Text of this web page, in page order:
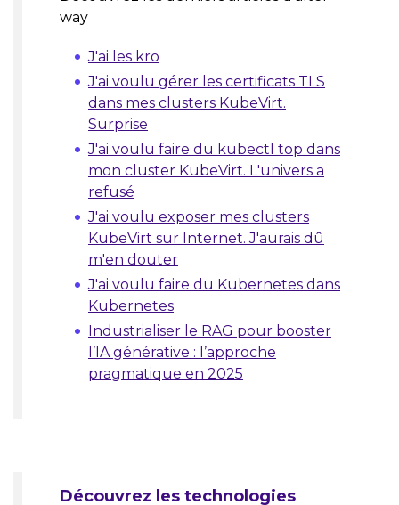
way
J'ai les kro
J'ai voulu gérer les certificats TLS
dans mes clusters KubeVirt.
Surprise
J'ai voulu faire du kubectl top dans
mon cluster KubeVirt. L'univers a
refusé
J'ai voulu exposer mes clusters
KubeVirt sur Internet. J'aurais dû
m'en douter
J'ai voulu faire du Kubernetes dans
Kubernetes
Industrialiser le RAG pour booster
l’IA générative : l’approche
pragmatique en 2025
Découvrez les technologies